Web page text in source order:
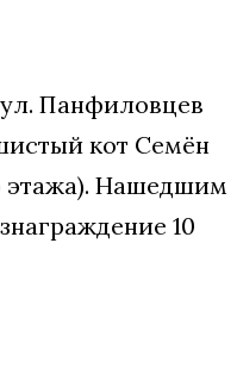
Панфиловцев
кот Семён
этажа). Нашедшим
10